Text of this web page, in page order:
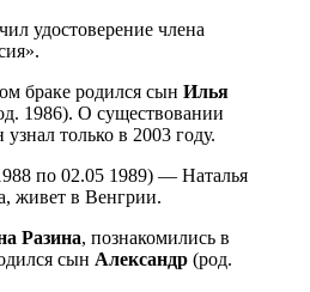
удостоверение члена
браке родился сын Илья
1986). О существовании
только в 2003 году.
по 02.05 1989) — Наталья
живет в Венгрии.
Разина, познакомились в
сын Александр (род.